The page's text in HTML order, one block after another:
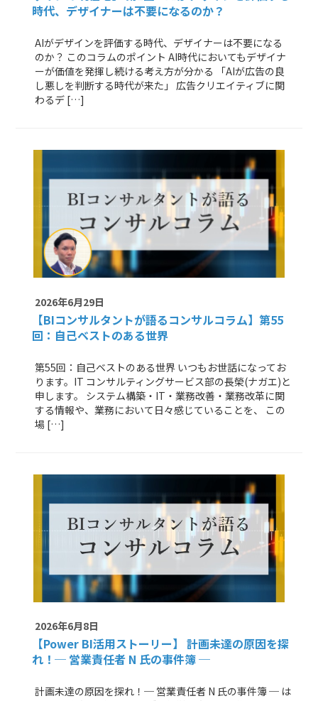
時代、デザイナーは不要になるのか？
AIがデザインを評価する時代、デザイナーは不要になる
のか？ このコラムのポイント AI時代においてもデザイナ
ーが価値を発揮し続ける考え方が分かる 「AIが広告の良
し悪しを判断する時代が来た」 広告クリエイティブに関
わるデ […]
2026年6月29日
【BIコンサルタントが語るコンサルコラム】 第55
回：自己ベストのある世界
第55回：自己ベストのある世界 いつもお世話になってお
ります。IT コンサルティングサービス部の長榮(ナガエ)と
申します。 システム構築・IT・業務改善・業務改革に関
する情報や、業務において日々感じていることを、 この
場 […]
2026年6月8日
【Power BI活用ストーリー】 計画未達の原因を探
れ！─ 営業責任者 N 氏の事件簿 ─
計画未達の原因を探れ！─ 営業責任者 N 氏の事件簿 ─ は